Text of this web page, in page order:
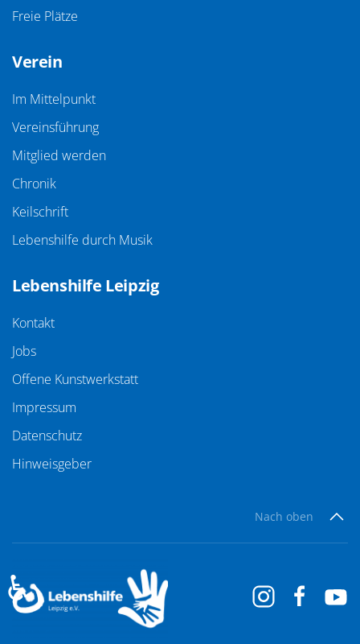
Freie Plätze
Verein
Im Mittelpunkt
Vereinsführung
Mitglied werden
Chronik
Keilschrift
Lebenshilfe durch Musik
Lebenshilfe Leipzig
Kontakt
Jobs
Offene Kunstwerkstatt
Impressum
Datenschutz
Hinweisgeber
Nach oben